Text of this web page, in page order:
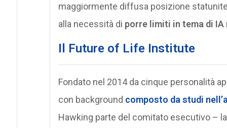
maggiormente diffusa posizione
alla necessità di porre limiti in tema di IA
Il Future of Life Institute
Fondato nel 2014 da cinque personalità
con background composto da studi
Hawking parte del comitato esecutivo –